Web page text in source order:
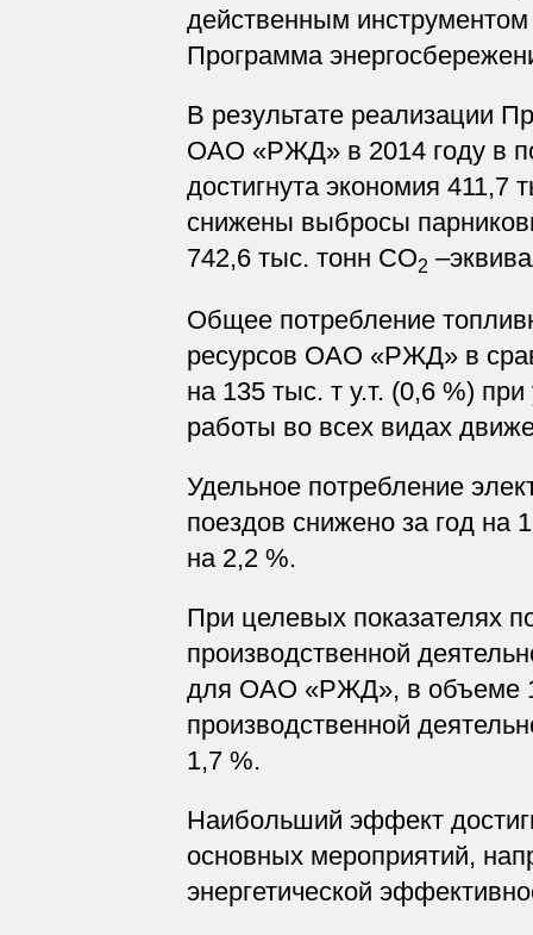
действенным
Программа
В результате реализации
ОАО «РЖД» в 2014 году в
достигнута экономия 411,7
снижены выбросы
742,6 тыс. тонн CO2
Общее потребление
ресурсов ОАО «РЖД» в
на 135 тыс. т у.т. (0,6 %)
работы во всех видах
Удельное потребление
поездов снижено за год на
на 2,2 %.
При целевых показателях
производственной
для ОАО «РЖД», в объеме
производственной
1,7 %.
Наибольший эффект
основных мероприятий,
энергетической